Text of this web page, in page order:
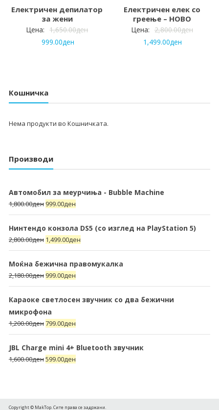
Електричен депилатор
за жени
Цена: 1,650.00ден
999.00ден
Електричен елек со
греење – НОВО
Цена: 2,800.00ден
1,499.00ден
Кошничка
Нема продукти во Кошничката.
Производи
Автомобил за меурчиња - Bubble Machine
1,800.00ден 999.00ден
Нинтендо конзола DS5 (со изглед на PlayStation 5)
2,800.00ден 1,499.00ден
Моќна бежична правомукалка
2,180.00ден 999.00ден
Караоке светлосен звучник со два бежични
микрофона
1,200.00ден799.00ден
JBL Charge mini 4+ Bluetooth звучник
1,600.00ден599.00ден
Copyright © MakTop. Сите права се задржани.